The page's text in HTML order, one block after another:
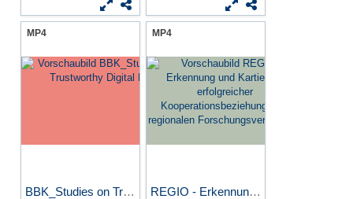
MP4
BBK_Studies on Trustworthy...
MP4
REGIO - Erkennung und...